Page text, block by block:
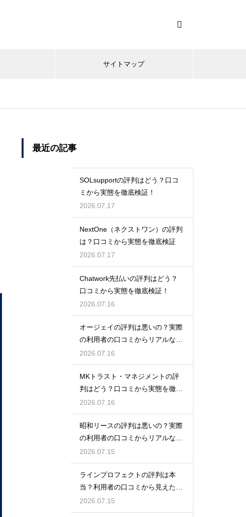
サイトマップ
最近の記事
SOLsupportの評判はどう？口コ
ミから実態を徹底検証！
2026.07.17
NextOne（ネクストワン）の評判
は？口コミから実態を徹底検証
2026.07.17
Chatwork先払いの評判はどう？
口コミから実態を徹底検証！
2026.07.16
オージェイの評判は悪いの？実際
の利用者の口コミからリアルな実
態検証
2026.07.16
MKトラスト・マネジメントの評
判はどう？口コミから実態を徹底
検証！
2026.07.16
昭和リースの評判は悪いの？実際
の利用者の口コミからリアルな実
態検証
2026.07.15
ラインプロフェクトの評判は本
当？利用者の口コミから見えた実
態検証
2026.07.15